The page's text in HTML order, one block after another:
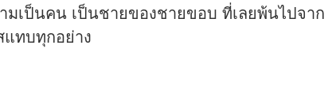
เป็นคน เป็นชายของชายขอบ ที่เลยพ้นไปจาก
แทบทุกอย่าง